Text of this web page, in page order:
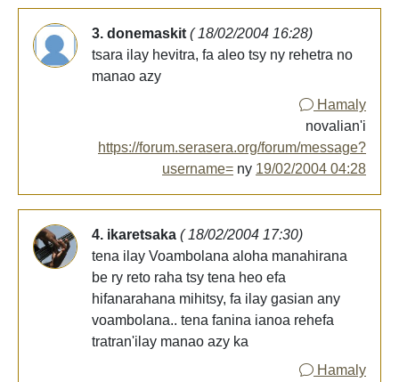
3. donemaskit ( 18/02/2004 16:28)
tsara ilay hevitra, fa aleo tsy ny rehetra no
manao azy
Hamaly
novalian'i
https://forum.serasera.org/forum/message?
username= ny 19/02/2004 04:28
4. ikaretsaka ( 18/02/2004 17:30)
tena ilay Voambolana aloha manahirana
be ry reto raha tsy tena heo efa
hifanarahana mihitsy, fa ilay gasian any
voambolana.. tena fanina ianoa rehefa
tratran'ilay manao azy ka
Hamaly